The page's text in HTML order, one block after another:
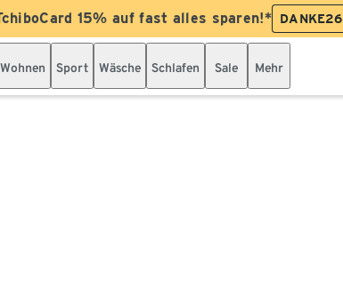
15% auf fast alles sparen!* DANKE26
Wohnen Sport Wäsche Schlafen Sale Mehr